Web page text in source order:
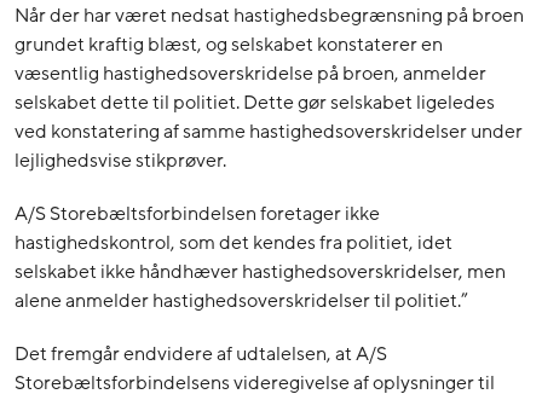
Når der har været nedsat hastighedsbegrænsning på broen
grundet kraftig blæst, og selskabet konstaterer en
væsentlig hastighedsoverskridelse på broen, anmelder
selskabet dette til politiet. Dette gør selskabet ligeledes
ved konstatering af samme hastighedsoverskridelser under
lejlighedsvise stikprøver.
A/S Storebæltsforbindelsen foretager ikke
hastighedskontrol, som det kendes fra politiet, idet
selskabet ikke håndhæver hastighedsoverskridelser, men
alene anmelder hastighedsoverskridelser til politiet.”
Det fremgår endvidere af udtalelsen, at A/S
Storebæltsforbindelsens videregivelse af oplysninger til